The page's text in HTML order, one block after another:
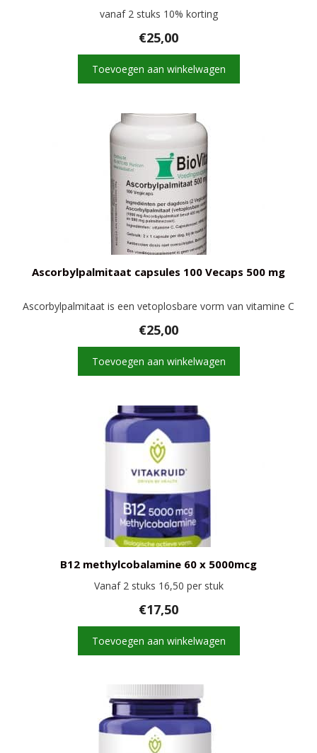
vanaf 2 stuks 10% korting
€25,00
Toevoegen aan winkelwagen
Ascorbylpalmitaat capsules 100 Vecaps 500 mg
Ascorbylpalmitaat is een vetoplosbare vorm van vitamine C
€25,00
Toevoegen aan winkelwagen
B12 methylcobalamine 60 x 5000mcg
Vanaf 2 stuks 16,50 per stuk
€17,50
Toevoegen aan winkelwagen